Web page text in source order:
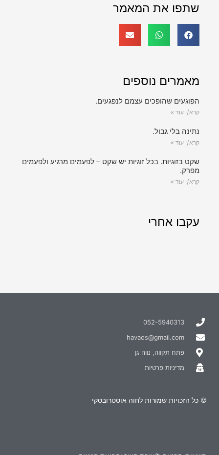
שתפו את המאמר
מאמרים נוספים
הפוגעים שהופכים עצמם לנפגעים.
קרא/י עוד »
נתינה בלי גבול.
קרא/י עוד »
שקט בזוגיות. בכל זוגיות יש שקט – לפעמים מרגיע ולפעמים
מפרק.
קרא/י עוד »
עקבו אחרי
052-5940313
havaos@gmail.com
פתח תקווה, נווה גן
מדיניות פרטיות
© כל הזכויות שמורות לחוה אוסטרובסקי